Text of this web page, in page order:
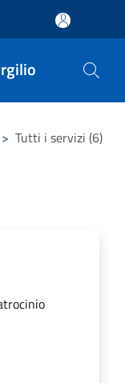
> Tutti i servizi (6)